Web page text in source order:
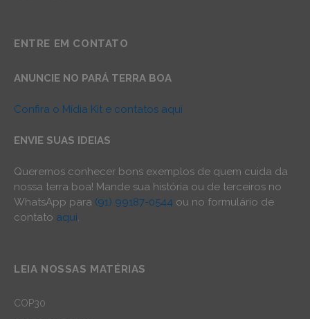
ENTRE EM CONTATO
ANUNCIE NO PARÁ TERRA BOA
Confira o Mídia Kit e contatos aqui
ENVIE SUAS IDEIAS
Queremos conhecer bons exemplos de quem cuida da
nossa terra boa! Mande sua história ou de terceiros no
WhatsApp para (91) 99187-0544 ou no formulário de
contato aqui.
LEIA NOSSAS MATÉRIAS
COP30